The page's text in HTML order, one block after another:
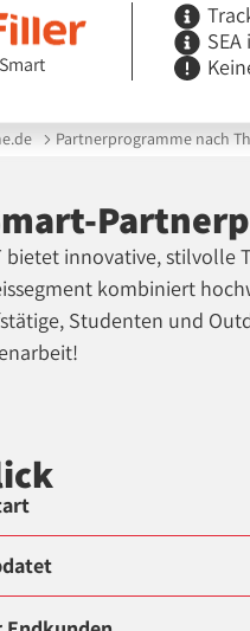
Partnerprogramme nach
bietet innovative, stilvolle
kombiniert
Studenten und